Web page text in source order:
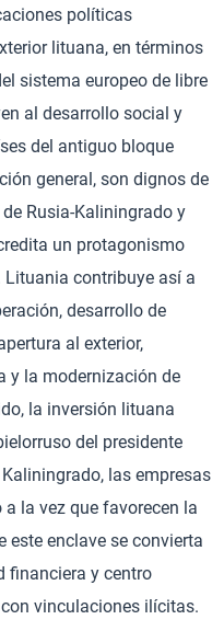
políticas
lituana, en términos
sistema europeo de libre
al desarrollo social y
del antiguo bloque
general, son dignos de
Rusia-Kaliningrado y
un protagonismo
contribuye así a
desarrollo de
al exterior,
y la modernización de
la inversión lituana
del presidente
las empresas
la vez que favorecen la
este enclave se convierta
financiera y centro
vinculaciones ilícitas.